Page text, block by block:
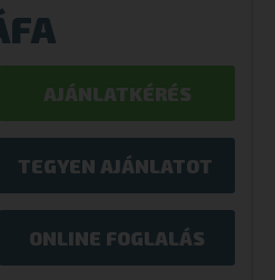
AJÁNLATKÉRÉS
TEGYEN AJÁNLATOT
ONLINE FOGLALÁS